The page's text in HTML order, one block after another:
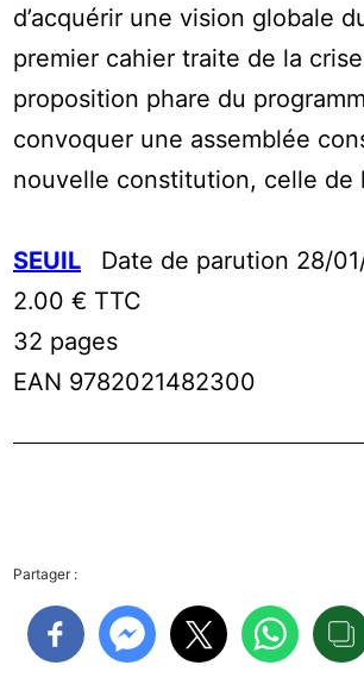
d’acquérir une vision globale
premier cahier traite de la
proposition phare du
convoquer une assemblée
nouvelle constitution, celle de
SEUIL
Date de parution 28/
2.00 € TTC
32 pages
EAN 9782021482300
Partager :